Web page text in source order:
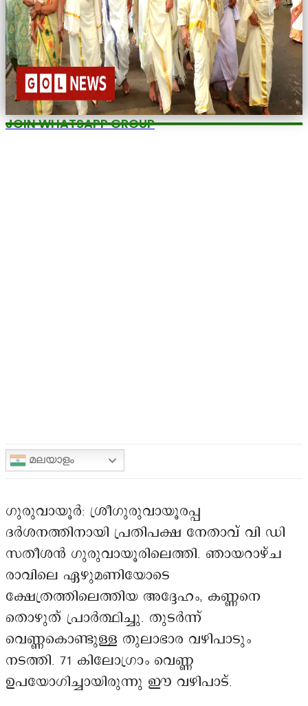
JOIN WHATSAPP GROUP
മലയാളം
ഗുരുവായൂർ: ശ്രീഗുരുവായൂരപ്പ
ദർശനത്തിനായി പ്രതിപക്ഷ നേതാവ് വി ഡി
സതീശൻ ഗുരുവായൂരിലെത്തി. ഞായറാഴ്ച
രാവിലെ ഏഴുമണിയോടെ
ക്ഷേത്രത്തിലെത്തിയ അദ്ദേഹം, കണ്ണനെ
തൊഴുത് പ്രാർത്ഥിച്ചു. തുടർന്ന്
വെണ്ണകൊണ്ടുള്ള തുലാഭാര വഴിപാടും
നടത്തി. 71 കിലോഗ്രാം വെണ്ണ
ഉപയോഗിച്ചായിരുന്നു ഈ വഴിപാട്.